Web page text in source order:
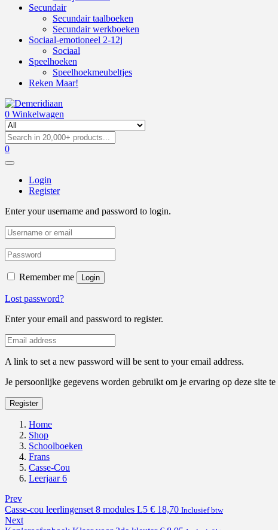
Secundair
Secundair taalboeken
Secundair werkboeken
Sociaal-emotioneel 2-12j
Sociaal
Speelhoeken
Speelhoekmeubeltjes
Reken Maar!
0 Winkelwagen
0
Login
Register
Enter your username and password to login.
Remember me Login
Lost password?
Enter your email and password to register.
A link to set a new password will be sent to your email address.
Je persoonlijke gegevens worden gebruikt om je ervaring op deze site
Register
Home
Shop
Schoolboeken
Frans
Casse-Cou
Leerjaar 6
Prev
Casse-cou leerlingenset 8 modules L5 € 18,70 Inclusief btw
Next